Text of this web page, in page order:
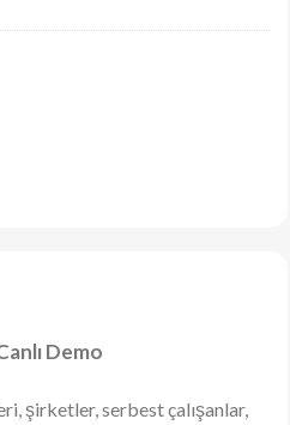
Demo
şirketler, serbest çalışanlar,